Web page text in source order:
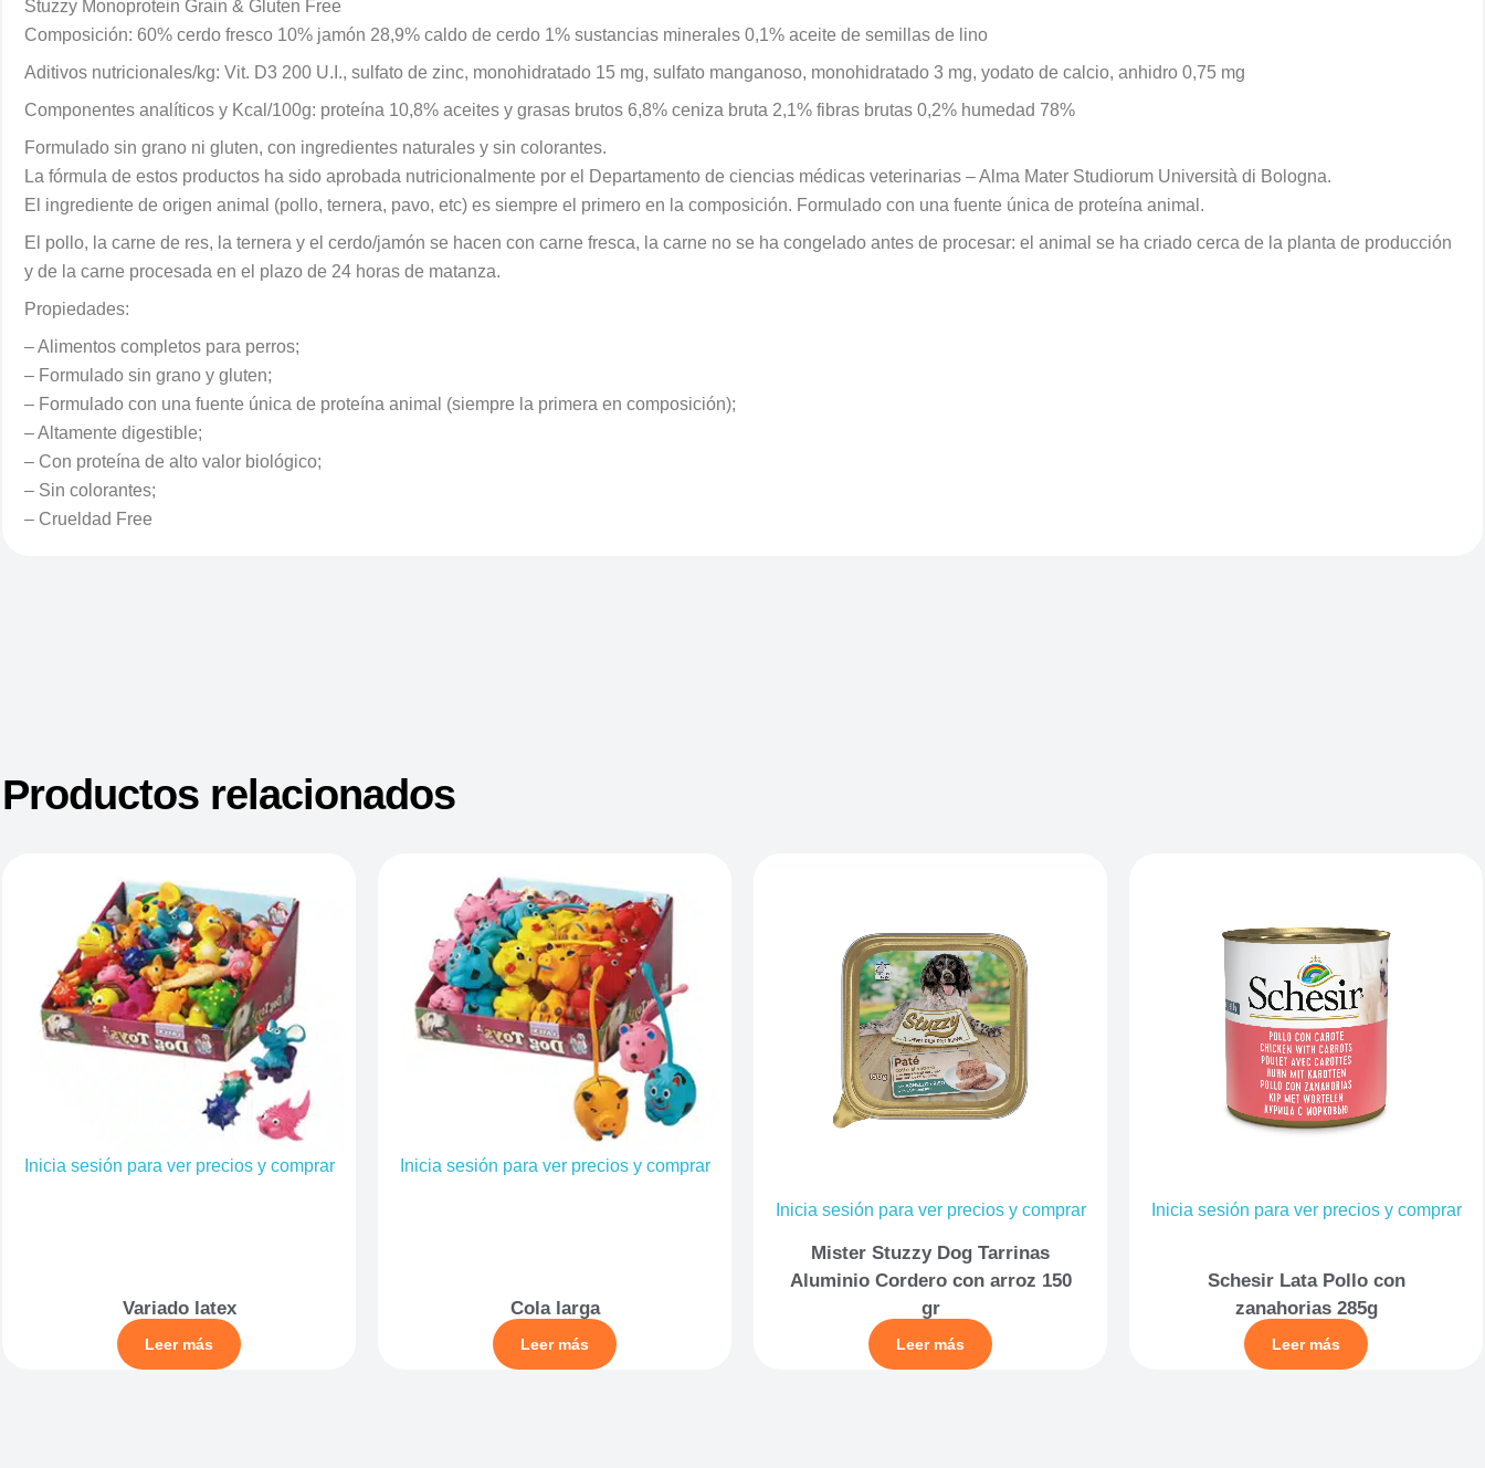
Stuzzy Monoprotein Grain & Gluten Free
Composición: 60% cerdo fresco 10% jamón 28,9% caldo de cerdo 1% sustancias minerales 0,1% aceite de semillas de lino
Aditivos nutricionales/kg: Vit. D3 200 U.I., sulfato de zinc, monohidratado 15 mg, sulfato manganoso, monohidratado 3 mg, yodato de calcio, anhidro 0,75 mg
Componentes analíticos y Kcal/100g: proteína 10,8% aceites y grasas brutos 6,8% ceniza bruta 2,1% fibras brutas 0,2% humedad 78%
Formulado sin grano ni gluten, con ingredientes naturales y sin colorantes.
La fórmula de estos productos ha sido aprobada nutricionalmente por el Departamento de ciencias médicas veterinarias – Alma Mater Studiorum Università di Bologna.
El ingrediente de origen animal (pollo, ternera, pavo, etc) es siempre el primero en la composición. Formulado con una fuente única de proteína animal.
El pollo, la carne de res, la ternera y el cerdo/jamón se hacen con carne fresca, la carne no se ha congelado antes de procesar: el animal se ha criado cerca de la planta de producción
y de la carne procesada en el plazo de 24 horas de matanza.
Propiedades:
– Alimentos completos para perros;
– Formulado sin grano y gluten;
– Formulado con una fuente única de proteína animal (siempre la primera en composición);
– Altamente digestible;
– Con proteína de alto valor biológico;
– Sin colorantes;
– Crueldad Free
Productos relacionados
Inicia sesión para ver precios y comprar
Variado latex
Leer más
Inicia sesión para ver precios y comprar
Cola larga
Leer más
Inicia sesión para ver precios y comprar
Mister Stuzzy Dog Tarrinas
Aluminio Cordero con arroz 150
gr
Leer más
Inicia sesión para ver precios y comprar
Schesir Lata Pollo con
zanahorias 285g
Leer más